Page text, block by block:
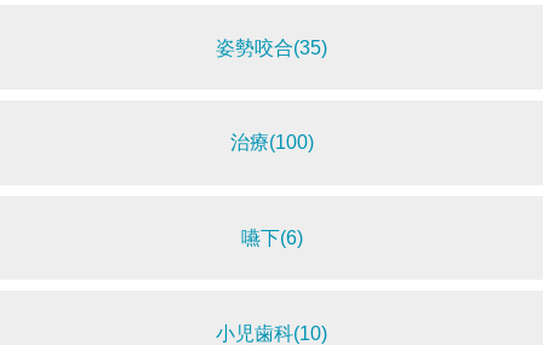
姿勢咬合(35)
治療(100)
嚥下(6)
小児歯科(10)